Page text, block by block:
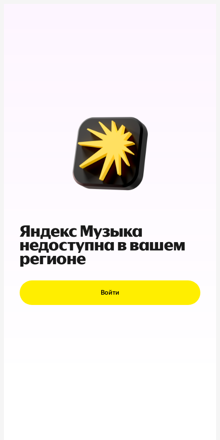
Яндекс Музыка
недоступна в вашем
регионе
Войти